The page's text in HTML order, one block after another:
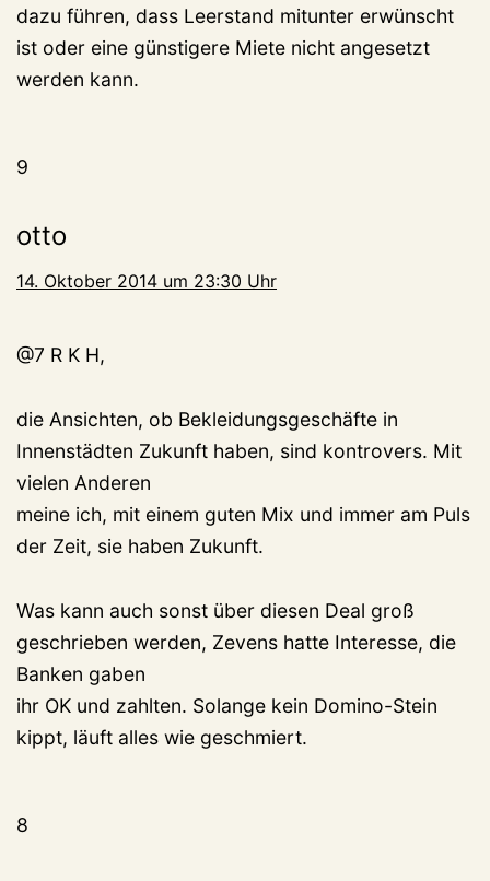
dazu führen, dass Leerstand mitunter erwünscht
ist oder eine günstigere Miete nicht angesetzt
werden kann.
9
otto
14. Oktober 2014 um 23:30 Uhr
@7 R K H,
die Ansichten, ob Bekleidungsgeschäfte in
Innenstädten Zukunft haben, sind kontrovers. Mit
vielen Anderen
meine ich, mit einem guten Mix und immer am Puls
der Zeit, sie haben Zukunft.
Was kann auch sonst über diesen Deal groß
geschrieben werden, Zevens hatte Interesse, die
Banken gaben
ihr OK und zahlten. Solange kein Domino-Stein
kippt, läuft alles wie geschmiert.
8